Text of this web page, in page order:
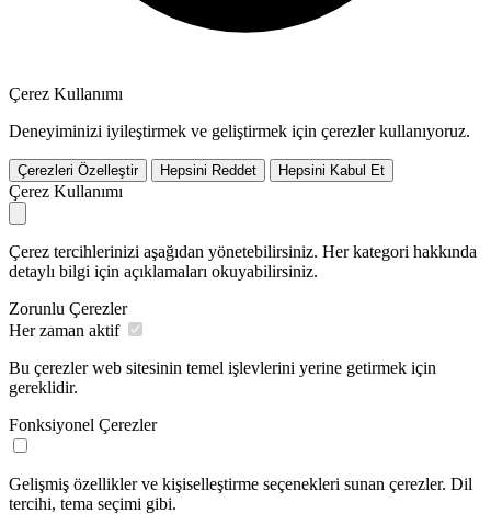
Çerez Kullanımı
Deneyiminizi iyileştirmek ve geliştirmek için çerezler kullanıyoruz.
Çerezleri Özelleştir Hepsini Reddet Hepsini Kabul Et
Çerez Kullanımı
Çerez tercihlerinizi aşağıdan yönetebilirsiniz. Her kategori hakkında
detaylı bilgi için açıklamaları okuyabilirsiniz.
Zorunlu Çerezler
Her zaman aktif
Bu çerezler web sitesinin temel işlevlerini yerine getirmek için
gereklidir.
Fonksiyonel Çerezler
Gelişmiş özellikler ve kişiselleştirme seçenekleri sunan çerezler. Dil
tercihi, tema seçimi gibi.